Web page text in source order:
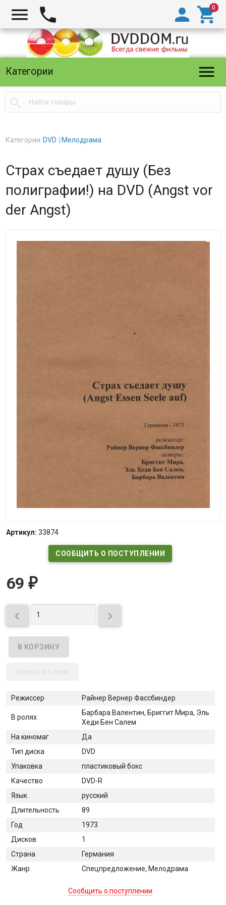
  

Категории 

Категории: DVD Мелодрама
Страх съедает душу (Без
полиграфии!) на DVD (Angst vor
der Angst)
Артикул: 33874
СООБЩИТЬ О ПОСТУПЛЕНИИ
69 ₽
 
Режиссер Райнер Вернер Фассбиндер
В ролях
Барбара Валентин, Бриггит Мира, Эль
Хеди Бен Салем
На киномаг
Да
Тип диска
DVD
Упаковка
пластиковый бокс
Качество
DVD-R
Язык
русский
Длительность
89
Год
1973
Дисков
1
Страна
Германия
Жанр
Спецпредложение, Мелодрама
Сообщить о поступлении